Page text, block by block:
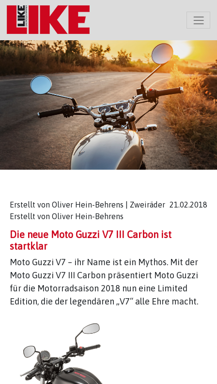
Erstellt von Oliver Hein-Behrens | Zweiräder 21.02.2018
Erstellt von Oliver Hein-Behrens
Die neue Moto Guzzi V7 III Carbon ist
startklar
Moto Guzzi V7 – ihr Name ist ein Mythos. Mit der
Moto Guzzi V7 III Carbon präsentiert Moto Guzzi
für die Motorradsaison 2018 nun eine Limited
Edition, die der legendären „V7“ alle Ehre macht.